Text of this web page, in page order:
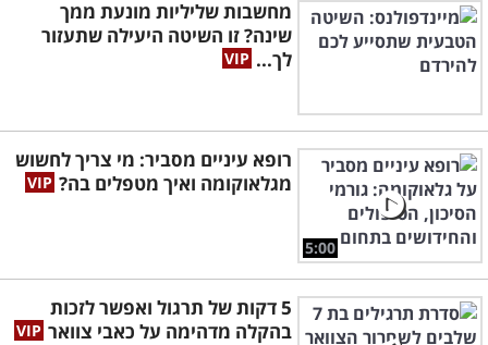
מחשבות שליליות מונעת ממך
שינה? זו השיטה היעילה שתעזור
לך...
5:00
רופא עיניים מסביר: מי צריך לחשוש
מגלאוקומה ואיך מטפלים בה?
5 דקות של תרגול ואפשר לזכות
בהקלה מדהימה על כאבי צוואר